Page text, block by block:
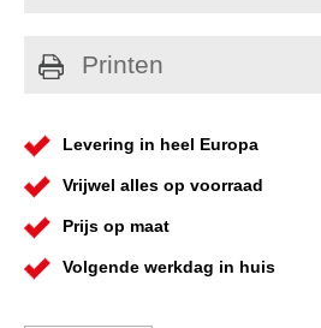
Printen
Levering in heel Europa
Vrijwel alles op voorraad
Prijs op maat
Volgende werkdag in huis